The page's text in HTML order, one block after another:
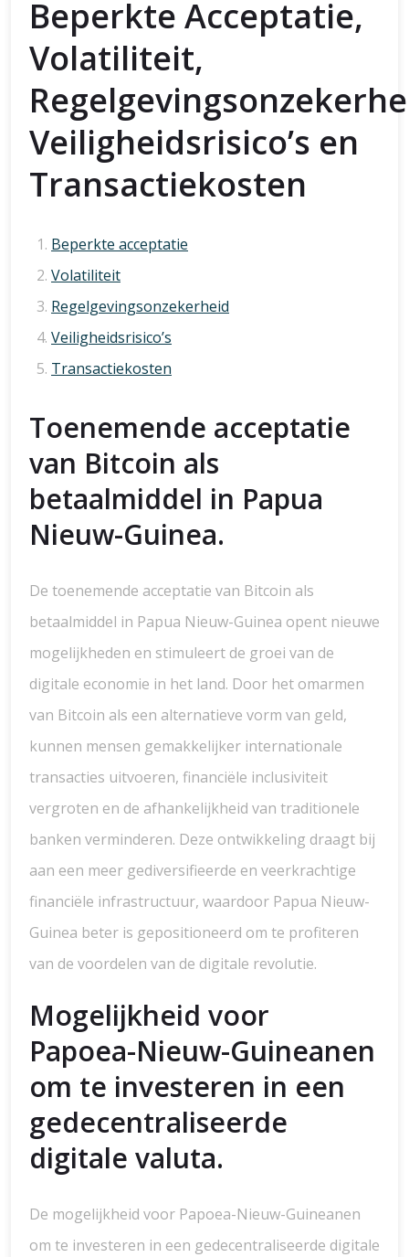
Beperkte Acceptatie,
Volatiliteit,
Veiligheidsrisico’s en
Transactiekosten
Beperkte acceptatie
Volatiliteit
Regelgevingsonzekerheid
Veiligheidsrisico’s
Transactiekosten
Toenemende acceptatie
van Bitcoin als
betaalmiddel in Papua
Nieuw-Guinea.
De toenemende acceptatie van Bitcoin als
betaalmiddel in Papua Nieuw-Guinea opent nieuwe
mogelijkheden en stimuleert de groei van de
digitale economie in het land. Door het omarmen
van Bitcoin als een alternatieve vorm van geld,
kunnen mensen gemakkelijker internationale
transacties uitvoeren, financiële inclusiviteit
vergroten en de afhankelijkheid van traditionele
banken verminderen. Deze ontwikkeling draagt bij
aan een meer gediversifieerde en veerkrachtige
financiële infrastructuur, waardoor Papua Nieuw-
Guinea beter is gepositioneerd om te profiteren
van de voordelen van de digitale revolutie.
Mogelijkheid voor
Papoea-Nieuw-Guineanen
om te investeren in een
gedecentraliseerde
digitale valuta.
De mogelijkheid voor Papoea-Nieuw-Guineanen
om te investeren in een gedecentraliseerde digitale